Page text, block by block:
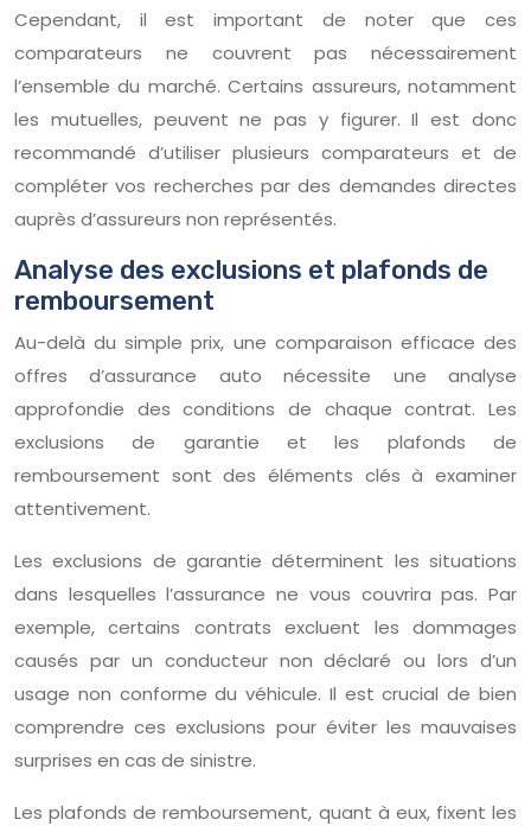
Cependant, il est important de noter que ces
comparateurs ne couvrent pas nécessairement
l’ensemble du marché. Certains assureurs, notamment
les mutuelles, peuvent ne pas y figurer. Il est donc
recommandé d’utiliser plusieurs comparateurs et de
compléter vos recherches par des demandes directes
auprès d’assureurs non représentés.
Analyse des exclusions et plafonds de
remboursement
Au-delà du simple prix, une comparaison efficace des
offres d’assurance auto nécessite une analyse
approfondie des conditions de chaque contrat. Les
exclusions de garantie et les plafonds de
remboursement sont des éléments clés à examiner
attentivement.
Les exclusions de garantie déterminent les situations
dans lesquelles l’assurance ne vous couvrira pas. Par
exemple, certains contrats excluent les dommages
causés par un conducteur non déclaré ou lors d’un
usage non conforme du véhicule. Il est crucial de bien
comprendre ces exclusions pour éviter les mauvaises
surprises en cas de sinistre.
Les plafonds de remboursement, quant à eux, fixent les